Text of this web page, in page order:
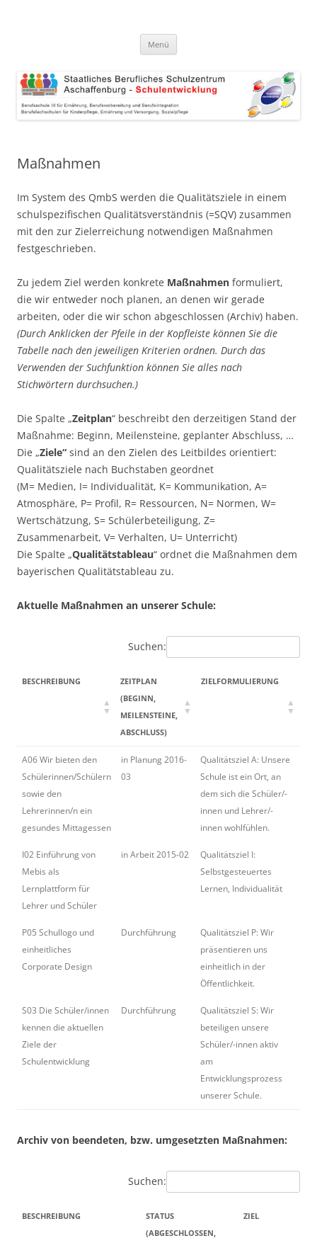
Menü
Maßnahmen
Im System des QmbS werden die Qualitätsziele in einem
schulspezifischen Qualitätsverständnis (=SQV) zusammen
mit den zur Zielerreichung notwendigen Maßnahmen
festgeschrieben.
Zu jedem Ziel werden konkrete Maßnahmen formuliert,
die wir entweder noch planen, an denen wir gerade
arbeiten, oder die wir schon abgeschlossen (Archiv) haben.
(Durch Anklicken der Pfeile in der Kopfleiste können Sie die
Tabelle nach den jeweiligen Kriterien ordnen. Durch das
Verwenden der Suchfunktion können Sie alles nach
Stichwörtern durchsuchen.)
Die Spalte „Zeitplan“ beschreibt den derzeitigen Stand der
Maßnahme: Beginn, Meilensteine, geplanter Abschluss, …
Die „Ziele“ sind an den Zielen des Leitbildes orientiert:
Qualitätsziele nach Buchstaben geordnet
(M= Medien, I= Individualität, K= Kommunikation, A=
Atmosphäre, P= Profil, R= Ressourcen, N= Normen, W=
Wertschätzung, S= Schülerbeteiligung, Z=
Zusammenarbeit, V= Verhalten, U= Unterricht)
Die Spalte „Qualitätstableau“ ordnet die Maßnahmen dem
bayerischen Qualitätstableau zu.
Aktuelle Maßnahmen an unserer Schule:
Suchen:
BESCHREIBUNG
ZEITPLAN
(BEGINN,
MEILENSTEINE,
ABSCHLUSS)
ZIELFORMULIERUNG
BESCHREIBUNG
ZEITPLAN
(BEGINN,
ZIELFORMULIERUNG
A06 Wir bieten den
Schülerinnen/Schülern
sowie den
Lehrerinnen/n ein
gesundes Mittagessen
in Planung 2016-
03
Qualitätsziel A: Unsere
Schule ist ein Ort, an
dem sich die Schüler/-
innen und Lehrer/-
innen wohlfühlen.
I02 Einführung von
Mebis als
Lernplattform für
Lehrer und Schüler
in Arbeit 2015-02
Qualitätsziel I:
Selbstgesteuertes
Lernen, Individualität
P05 Schullogo und
einheitliches
Corporate Design
Durchführung
Qualitätsziel P: Wir
präsentieren uns
einheitlich in der
Öffentlichkeit.
S03 Die Schüler/innen
kennen die aktuellen
Ziele der
Schulentwicklung
Durchführung
Qualitätsziel S: Wir
beteiligen unsere
Schüler/-innen aktiv
am
Entwicklungsprozess
unserer Schule.
Archiv von beendeten, bzw. umgesetzten Maßnahmen:
Suchen:
BESCHREIBUNG
STATUS
(ABGESCHLOSSEN,
ZIEL